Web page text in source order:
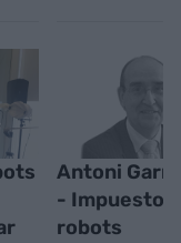
Antoni
- Impuestos
robots